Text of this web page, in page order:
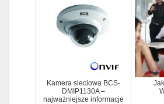
Kamera sieciowa BCS-
DMIP1130A –
najważniejsze informacje